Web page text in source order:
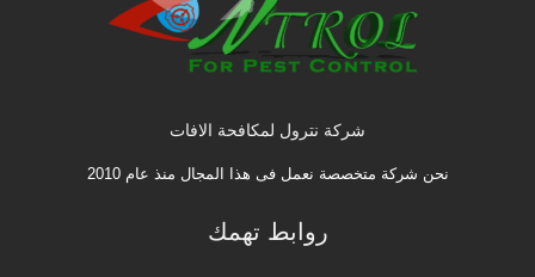
شركة نترول لمكافحة الافات
نحن شركة متخصصة نعمل فى هذا المجال منذ عام 2010
روابط تهمك